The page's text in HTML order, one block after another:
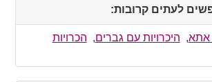
לעתים קרובות:
to
collapse
אתא, היכרויות עם גברים, הכרויות